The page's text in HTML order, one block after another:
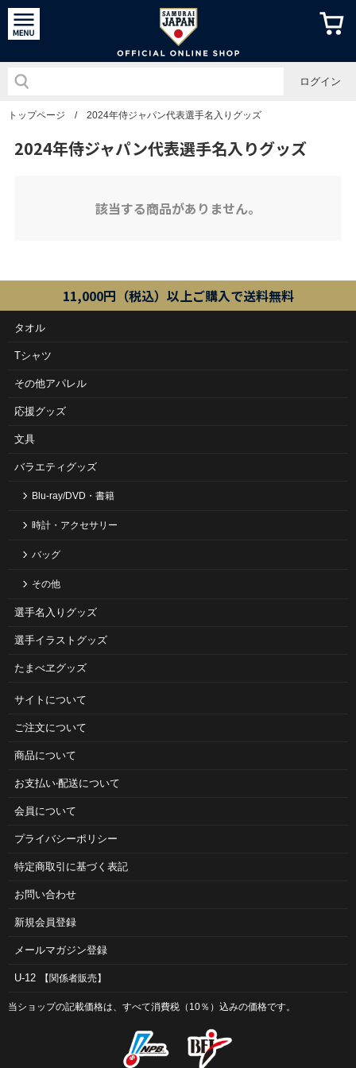
侍ジャパ
ログイン
トップページ / 2024年侍ジャパン代表選手名入りグッズ
2024年侍ジャパン代表選手名入りグッズ
該当する商品がありません。
11,000円（税込）以上ご購入で送料無料
タオル
Tシャツ
その他アパレル
応援グッズ
文具
バラエティグッズ
Blu-ray/DVD・書籍
時計・アクセサリー
バッグ
その他
選手名入りグッズ
選手イラストグッズ
たまべヱグッズ
サイトについて
ご注⽂について
商品について
お⽀払い‧配送について
会員について
プライバシーポリシー
特定商取引に基づく表記
お問い合わせ
新規会員登録
メールマガジン登録
U-12 【関係者販売】
当ショップの記載価格は、すべて消費税（10％）込みの価格です。